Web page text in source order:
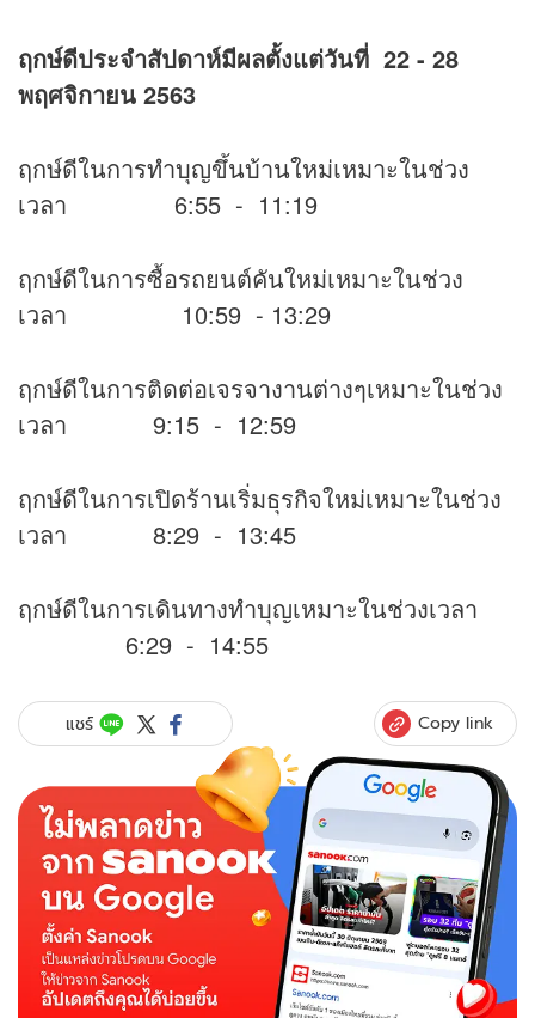
ฤกษ์ดีประจำสัปดาห์มีผลตั้งแต่วันที่ 22 - 28
พฤศจิกายน 2563
ฤกษ์ดีในการทำบุญขึ้นบ้านใหม่เหมาะในช่วง
เวลา 6:55 - 11:19
ฤกษ์ดีในการซื้อรถยนต์คันใหม่เหมาะในช่วง
เวลา 10:59 - 13:29
ฤกษ์ดีในการติดต่อเจรจางานต่างๆเหมาะในช่วง
เวลา 9:15 - 12:59
ฤกษ์ดีในการเปิดร้านเริ่มธุรกิจใหม่เหมาะในช่วง
เวลา 8:29 - 13:45
ฤกษ์ดีในการเดินทางทำบุญเหมาะในช่วงเวลา
6:29 - 14:55
แชร์ Copy link